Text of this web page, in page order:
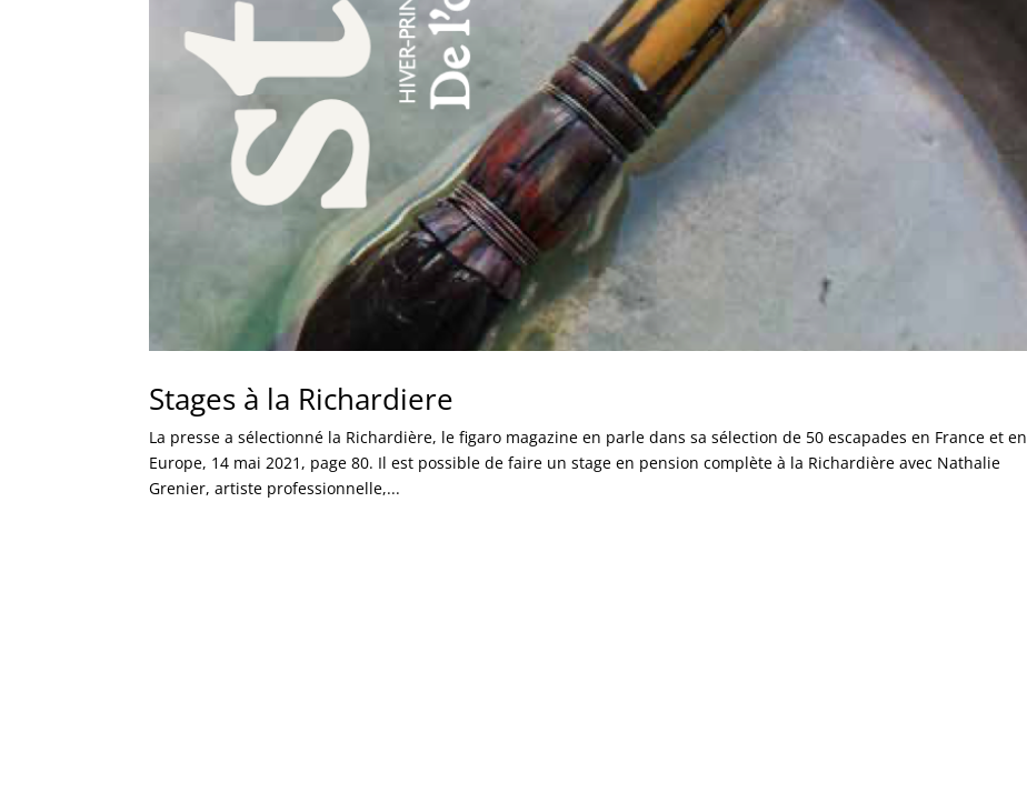
Stages à la Richardiere
La presse a sélectionné la Richardière, le figaro magazine en parle dans sa sélection de 50 escapades en France et en
Europe, 14 mai 2021, page 80. Il est possible de faire un stage en pension complète à la Richardière avec Nathalie
Grenier, artiste professionnelle,...